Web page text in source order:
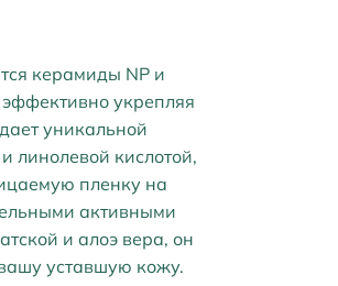
керамиды NP и
укрепляя
уникальной
линолевой кислотой,
пленку на
активными
и алоэ вера, он
уставшую кожу.